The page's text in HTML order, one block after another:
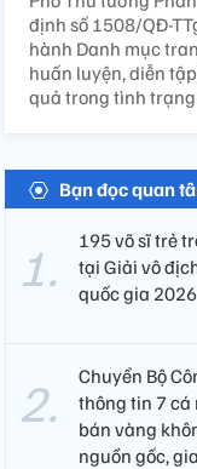
định số 1508/QĐ-
hành Danh mục
huấn luyện, diễn
quả trong tình
Bạn đọc quan
195 võ sĩ trẻ
tại Giải vô
quốc gia 2026
Chuyển Bộ
thông tin 7 cá
bán vàng
nguồn gốc,